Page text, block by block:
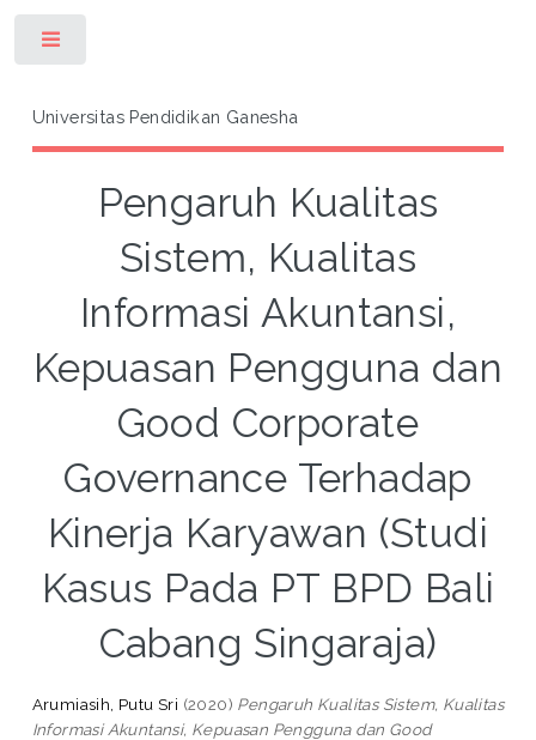
Universitas Pendidikan Ganesha
Pengaruh Kualitas
Sistem, Kualitas
Informasi Akuntansi,
Kepuasan Pengguna dan
Good Corporate
Governance Terhadap
Kinerja Karyawan (Studi
Kasus Pada PT BPD Bali
Cabang Singaraja)
Arumiasih, Putu Sri (2020) Pengaruh Kualitas Sistem, Kualitas
Informasi Akuntansi, Kepuasan Pengguna dan Good